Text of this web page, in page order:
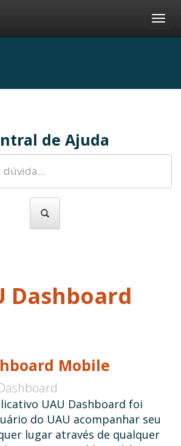
de Ajuda
Dashboard
Mobile
UAU Dashboard foi
do UAU acompanhar seu
lugar através de qualquer